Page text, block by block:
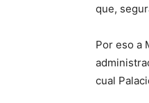
que,
Por eso a
cual